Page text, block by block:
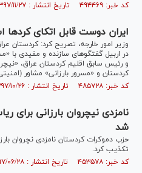
کد خبر: ۴۹۴۴۶۹ تاریخ انتشار : ۱۳۹۷/۱۱/۲۷
ایران دوست قابل اتکای
وزیر امور خارجه، تصریح کرد: کردستان
در اربیل گفتگو‌های سازنده و مفیدی با
و رئیس سابق اقلیم کردستان عراق،
کردستان و «مسرور بارزانی» مشاور
کد خبر: ۴۸۵۷۲۸ تاریخ انتشار : ۱۳۹۷/۱۰/۲۶
نامزدی نیچروان بارزانی
شد
حزب دموکرات کردستان نامزدی نچروان
تکذیب کرد.
کد خبر: ۴۵۳۵۷۸ تاریخ انتشار : ۱۳۹۷/۰۶/۲۸